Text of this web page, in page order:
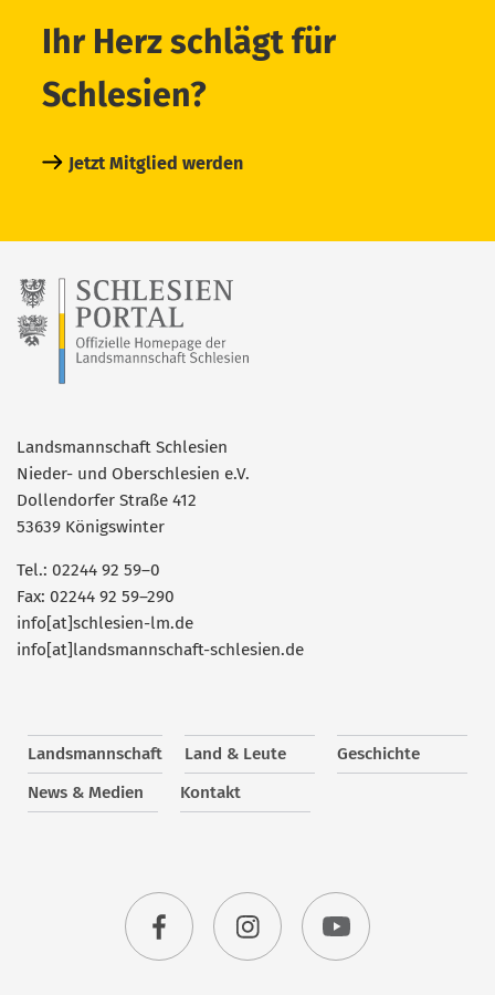
Ihr Herz schlägt für
Schlesien?
Jetzt Mitglied werden
Landsmannschaft Schlesien
Nieder- und Oberschlesien e.V.
Dollendorfer Straße 412
53639 Königswinter
Tel.: 02244 92 59–0
Fax: 02244 92 59–290
info[at]schlesien-lm.de
info[at]landsmannschaft-schlesien.de
Landsmannschaft Land & Leute
Geschichte
News & Medien
Kontakt